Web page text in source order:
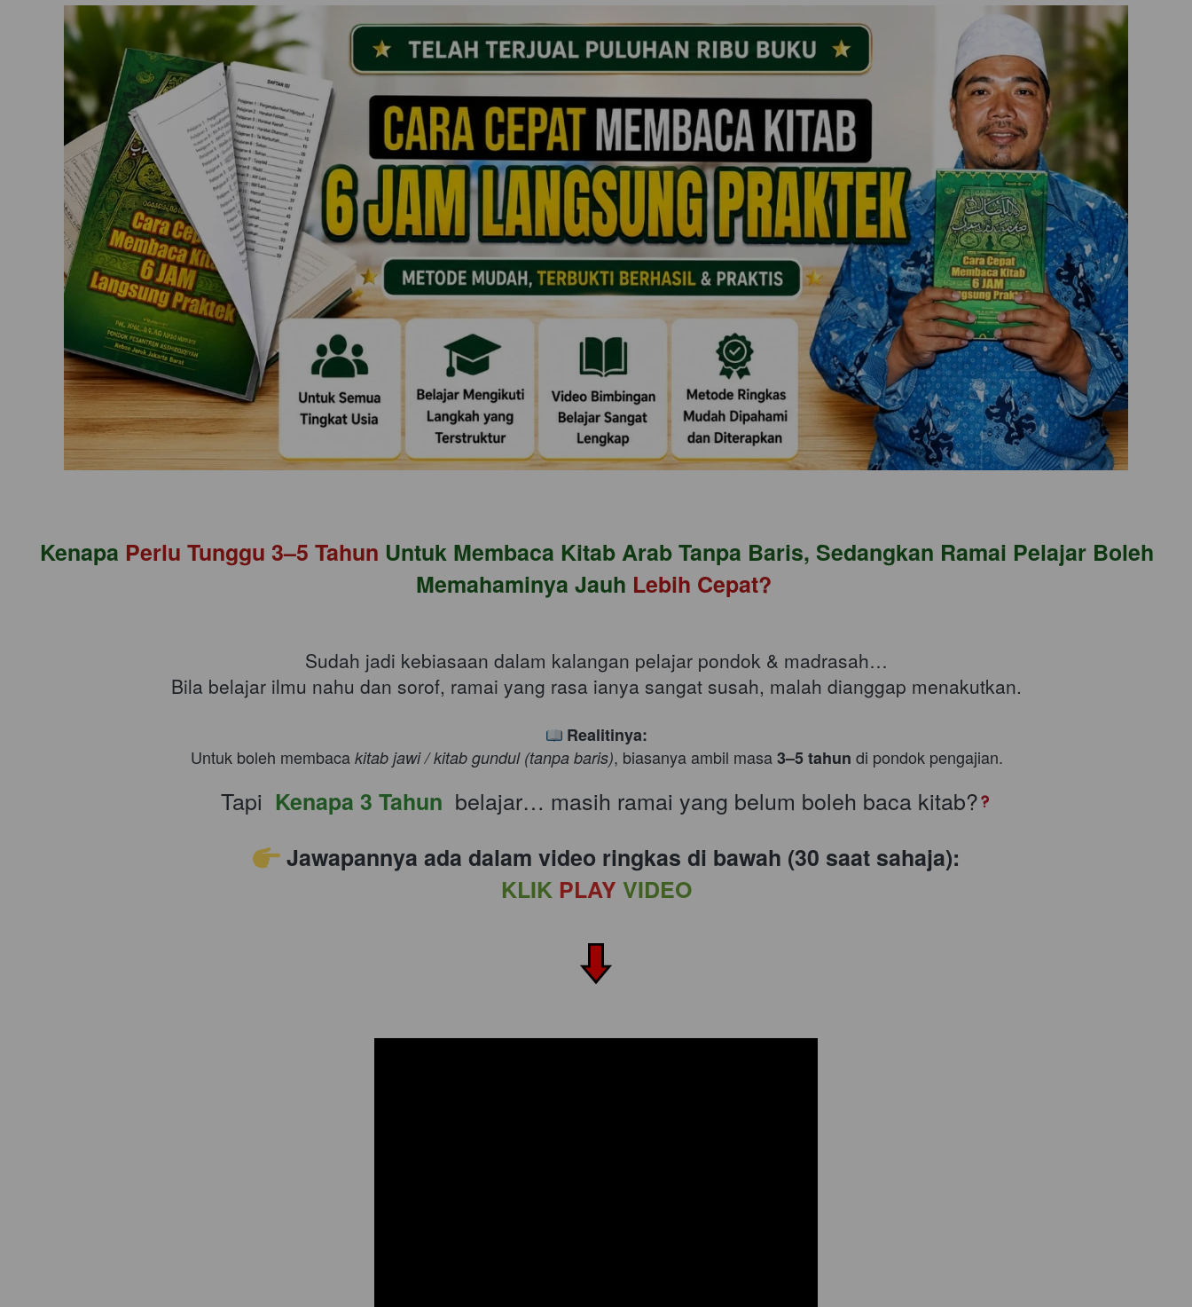
Kenapa Perlu Tunggu 3–5 Tahun Untuk Membaca Kitab Arab Tanpa Baris, Sedangkan Ramai Pelajar Boleh
Memahaminya Jauh Lebih Cepat?
Sudah jadi kebiasaan dalam kalangan pelajar pondok & madrasah…
Bila belajar ilmu nahu dan sorof, ramai yang rasa ianya sangat susah, malah dianggap menakutkan.
Realitinya:
Untuk boleh membaca kitab jawi / kitab gundul (tanpa baris), biasanya ambil masa 3–5 tahun di pondok pengajian.
   Tapi
Kenapa 3 Tahun
  belajar… masih ramai yang belum boleh baca kitab?
Jawapannya ada dalam video ringkas di bawah (30 saat sahaja):
KLIK PLAY VIDEO